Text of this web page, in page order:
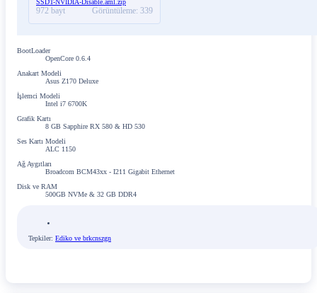
SSDT-NVIDIA-Disable.aml.zip
972 bayt Görüntüleme: 339
BootLoader
OpenCore 0.6.4
Anakart Modeli
Asus Z170 Deluxe
İşlemci Modeli
Intel i7 6700K
Grafik Kartı
8 GB Sapphire RX 580 & HD 530
Ses Kartı Modeli
ALC 1150
Ağ Aygıtları
Broadcom BCM43xx - I211 Gigabit Ethernet
Disk ve RAM
500GB NVMe & 32 GB DDR4
Tepkiler: Ediko ve brkcnszgn